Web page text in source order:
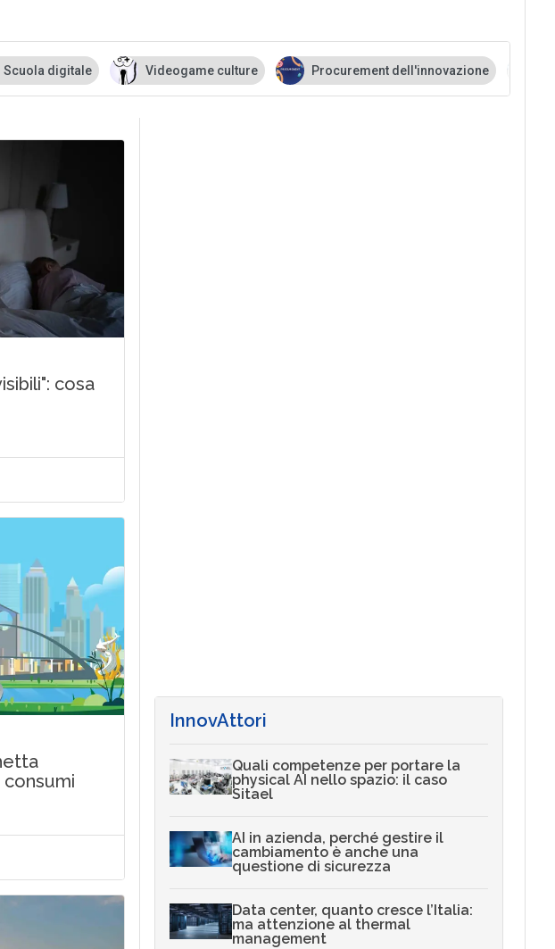
Videogame culture Procurement dell'innovazione Mercati
cosa
InnovAttori
Quali competenze per portare la
physical AI nello spazio: il caso
Sitael
AI in azienda, perché gestire il
cambiamento è anche una
questione di sicurezza
Data center, quanto cresce l’Italia:
ma attenzione al thermal
management